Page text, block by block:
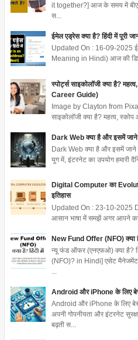
it together?] आज के समय में
स...
ईमेल एड्रेस क्या है? हिंदी में पूरी
Updated On : 16-09-2025
Meaning in Hindi) आज की
स्पोर्ट्स साइकोलॉजी क्या है?
Career Guide)
Image by Clayton from
साइकोलॉजी क्या है? महत्व,
Dark Web क्या है और इसमें जाने
Dark Web क्या है और इसमें
युग में, इंटरनेट का उपयोग हमारी
Digital Computer का
इतिहास
Updated On : 23-10-2025
आसान भाषा में समझें अगर आपने
New Fund Offer (NFO) क्या
न्यू फंड ऑफर (एनएफओ) क्या है?
(NFO)? in Hindi] एसेट मैनेजमेंट
...
Android और iPhone के लिए
Android और iPhone के लिए
अपनी गोपनीयता और इंटरनेट
बढ़ती स...